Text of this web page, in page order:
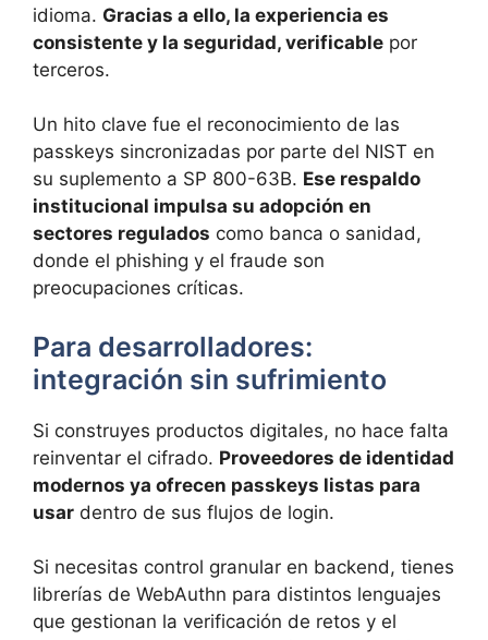
idioma. Gracias a ello, la experiencia es
consistente y la seguridad, verificable por
terceros.
Un hito clave fue el reconocimiento de las
passkeys sincronizadas por parte del NIST en
su suplemento a SP 800-63B. Ese respaldo
institucional impulsa su adopción en
sectores regulados como banca o sanidad,
donde el phishing y el fraude son
preocupaciones críticas.
Para desarrolladores:
integración sin sufrimiento
Si construyes productos digitales, no hace falta
reinventar el cifrado. Proveedores de identidad
modernos ya ofrecen passkeys listas para
usar dentro de sus flujos de login.
Si necesitas control granular en backend, tienes
librerías de WebAuthn para distintos lenguajes
que gestionan la verificación de retos y el